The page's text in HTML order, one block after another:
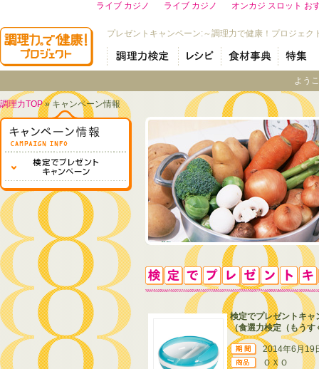
ライブ カジノ ライブ カジノ オンカジ スロット お
プレゼントキャンペーン:～調理力で健康！プロジェク
よう
調理力TOP» キャンペーン情報
検定でプレゼントキャ
（食選力検定（もうす
2014年6月19
ＯＸＯ